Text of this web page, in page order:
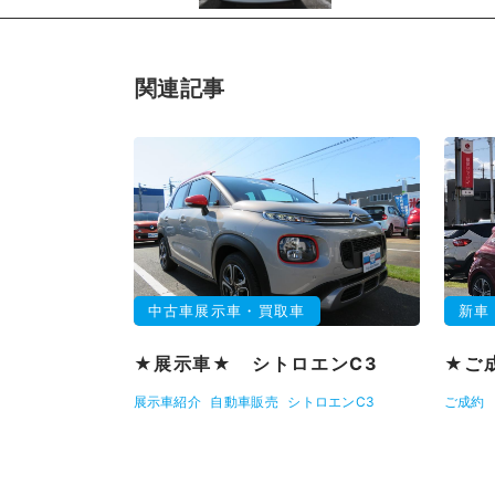
関連記事
中古車展示車・買取車
★展示車★ シトロエンC3
展示車紹介 自動車販売 シトロエンC3
新車
★ご
ご成約